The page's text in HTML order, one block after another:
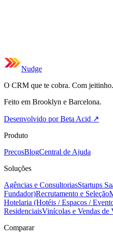
Nudge
O CRM que te cobra. Com jeitinho.
Feito em Brooklyn e Barcelona.
Desenvolvido por Beta Acid ↗
Produto
PreçosBlogCentral de Ajuda
Soluções
Agências e ConsultoriasStartups
Fundador)Recrutamento e Seleção
Hotelaria (Hotéis / Espaços /
ResidenciaisVinícolas e Vendas de
Comparar